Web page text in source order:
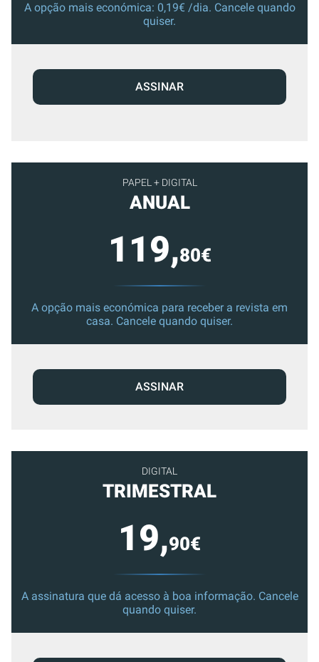
PAPEL + DIGITAL
ANUAL
119,80€
A opção mais económica para receber a revista em
casa. Cancele quando quiser.
ASSINAR
DIGITAL
TRIMESTRAL
19,90€
A assinatura que dá acesso à boa informação. Cancele
quando quiser.
A opção mais económica: 0,19€ /dia. Cancele quando
quiser.
ASSINAR